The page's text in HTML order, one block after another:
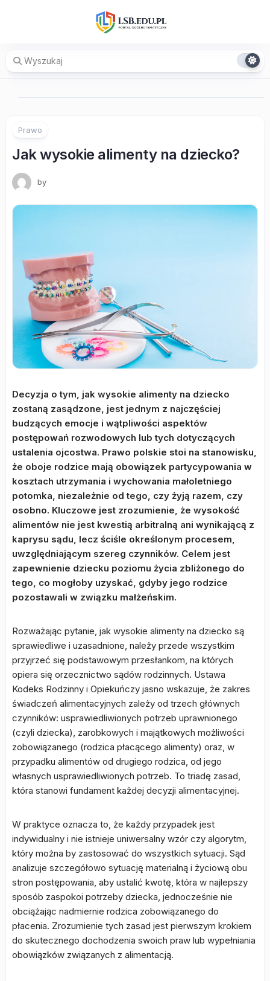
Prawo
Jak wysokie alimenty na dziecko?
by
Decyzja o tym, jak wysokie alimenty na dziecko
zostaną zasądzone, jest jednym z najczęściej
budzących emocje i wątpliwości aspektów
postępowań rozwodowych lub tych dotyczących
ustalenia ojcostwa. Prawo polskie stoi na stanowisku,
że oboje rodzice mają obowiązek partycypowania w
kosztach utrzymania i wychowania małoletniego
potomka, niezależnie od tego, czy żyją razem, czy
osobno. Kluczowe jest zrozumienie, że wysokość
alimentów nie jest kwestią arbitralną ani wynikającą z
kaprysu sądu, lecz ściśle określonym procesem,
uwzględniającym szereg czynników. Celem jest
zapewnienie dziecku poziomu życia zbliżonego do
tego, co mogłoby uzyskać, gdyby jego rodzice
pozostawali w związku małżeńskim.
Rozważając pytanie, jak wysokie alimenty na dziecko są
sprawiedliwe i uzasadnione, należy przede wszystkim
przyjrzeć się podstawowym przesłankom, na których
opiera się orzecznictwo sądów rodzinnych. Ustawa
Kodeks Rodzinny i Opiekuńczy jasno wskazuje, że zakres
świadczeń alimentacyjnych zależy od trzech głównych
czynników: usprawiedliwionych potrzeb uprawnionego
(czyli dziecka), zarobkowych i majątkowych możliwości
zobowiązanego (rodzica płacącego alimenty) oraz, w
przypadku alimentów od drugiego rodzica, od jego
własnych usprawiedliwionych potrzeb. To triadę zasad,
która stanowi fundament każdej decyzji alimentacyjnej.
W praktyce oznacza to, że każdy przypadek jest
indywidualny i nie istnieje uniwersalny wzór czy algorytm,
który można by zastosować do wszystkich sytuacji. Sąd
analizuje szczegółowo sytuację materialną i życiową obu
stron postępowania, aby ustalić kwotę, która w najlepszy
sposób zaspokoi potrzeby dziecka, jednocześnie nie
obciążając nadmiernie rodzica zobowiązanego do
płacenia. Zrozumienie tych zasad jest pierwszym krokiem
do skutecznego dochodzenia swoich praw lub wypełniania
obowiązków związanych z alimentacją.